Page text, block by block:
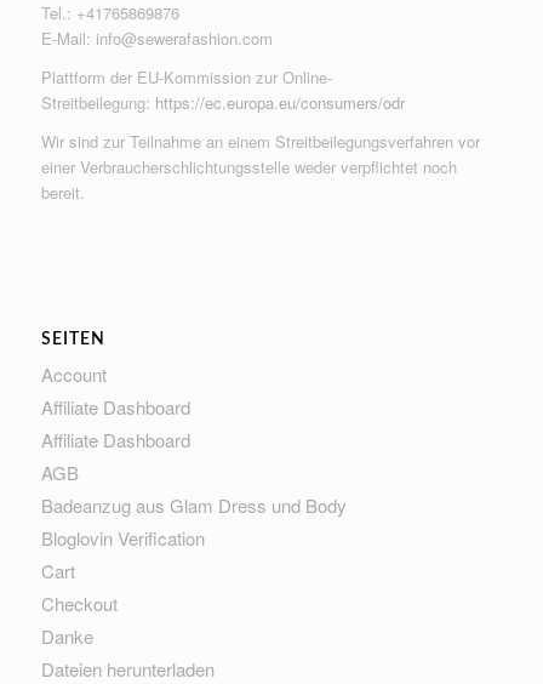
Tel.: +41765869876
E-Mail: info@sewerafashion.com
Plattform der EU-Kommission zur Online-
Streitbeilegung: https://ec.europa.eu/consumers/odr
Wir sind zur Teilnahme an einem Streitbeilegungsverfahren vor
einer Verbraucherschlichtungsstelle weder verpflichtet noch
bereit.
SEITEN
Account
Affiliate Dashboard
Affiliate Dashboard
AGB
Badeanzug aus Glam Dress und Body
Bloglovin Verification
Cart
Checkout
Danke
Dateien herunterladen